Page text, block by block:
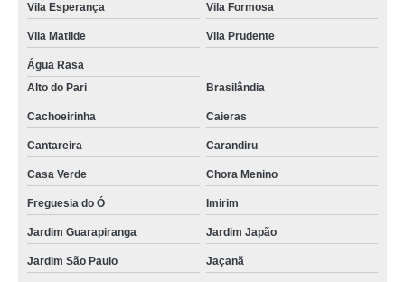
Vila Esperança Vila Formosa
Vila Matilde Vila Prudente
Água Rasa
Alto do Pari
Brasilândia
Cachoeirinha Caieras
Cantareira Carandiru
Casa Verde Chora Menino
Freguesia do Ó Imirim
Jardim Guarapiranga Jardim Japão
Jardim São Paulo Jaçanã